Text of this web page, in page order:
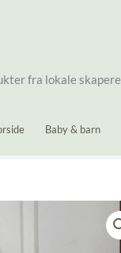
fra lokale skapere
Baby & barn